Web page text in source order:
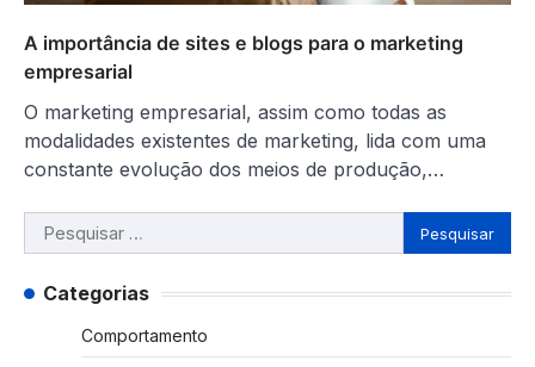
A importância de sites e blogs para o marketing
empresarial
O marketing empresarial, assim como todas as
modalidades existentes de marketing, lida com uma
constante evolução dos meios de produção,…
Pesquisar
por:
Categorias
Comportamento